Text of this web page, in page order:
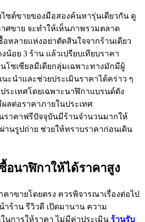
ไซต์ขายของมือสองค้นหารุ่นเดียวกัน ดู
ศขาย จะทำให้เห็นภาพรวมตลาด
หลายแห่งอย่าตัดสินใจจากร้านเดียว
น้อย 3 ร้าน แล้วเปรียบเทียบราคา
โซเชียลมีเดียกลุ่มเฉพาะทางมักมีผู้
ะนำและช่วยประเมินราคาได้คร่าว ๆ
ระเทศโดยเฉพาะนาฬิกาแบรนด์ดัง
ลต่อราคาภายในประเทศ
ราคาฟรีปัจจุบันมีร้านจำนวนมากให้
านรูปถ่าย ช่วยให้ทราบราคาก่อนเดิน
อนาฬิกาให้ได้ราคาสูง
คาขายโดยตรง ควรพิจารณาเรื่องต่อไป
ร้าน รีวิวดี เปิดมานาน ความ
นการให้ราคา ไม่มีค่าประเมิน ร้านรับ